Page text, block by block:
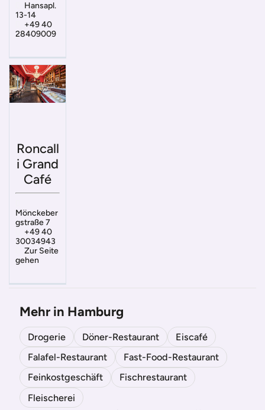
Hansapl.
13-14
+49 40
28409009
Roncall
i Grand
Café
Mönckeber
gstraße 7
+49 40
30034943
Zur Seite
gehen
Mehr in Hamburg
Drogerie Döner-Restaurant
Eiscafé
Falafel-Restaurant
Fast-Food-Restaurant
Feinkostgeschäft
Fischrestaurant
Fleischerei